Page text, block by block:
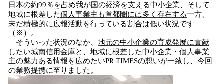
日本の約99％を占め我が国の経済を支える中小企業 、そして
地域に根差した個人事業主も首都圏 には多く存在する一方、
未だ積極的に広報活動を行っている割合は低い状況です
（※）。
そういった状況のなか、 地元の中小企業の育成発展に貢献
したい城南信用金庫と、 地域に根差した中小企業・個人事業
主の魅力ある情報を広めたいPR TIMESの想いが一致し、今回
の業務提携に至りました。